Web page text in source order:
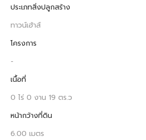
ประเภทสิ่งปลูกสร้าง
ทาวน์เฮ้าส์
โครงการ
-
เนื้อที่
0 ไร่ 0 งาน 19 ตร.ว
หน้ากว้างที่ดิน
6.00 เมตร